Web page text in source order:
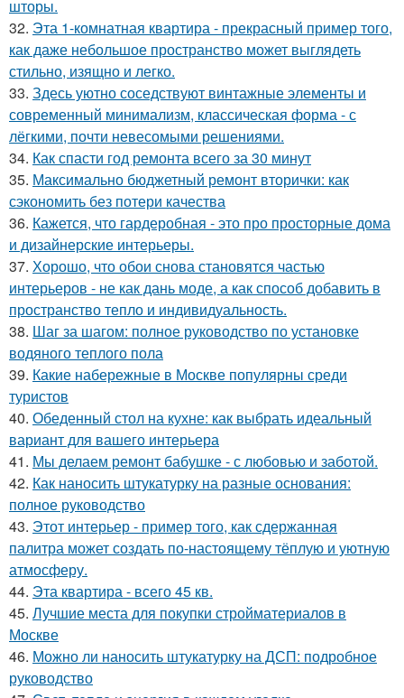
шторы.
32. Эта 1-комнатная квартира - прекрасный пример того,
как даже небольшое пространство может выглядеть
стильно, изящно и легко.
33. Здесь уютно соседствуют винтажные элементы и
современный минимализм, классическая форма - с
лёгкими, почти невесомыми решениями.
34. Как спасти год ремонта всего за 30 минут
35. Максимально бюджетный ремонт вторички: как
сэкономить без потери качества
36. Кажется, что гардеробная - это про просторные дома
и дизайнерские интерьеры.
37. Хорошо, что обои снова становятся частью
интерьеров - не как дань моде, а как способ добавить в
пространство тепло и индивидуальность.
38. Шаг за шагом: полное руководство по установке
водяного теплого пола
39. Какие набережные в Москве популярны среди
туристов
40. Обеденный стол на кухне: как выбрать идеальный
вариант для вашего интерьера
41. Мы делаем ремонт бабушке - с любовью и заботой.
42. Как наносить штукатурку на разные основания:
полное руководство
43. Этот интерьер - пример того, как сдержанная
палитра может создать по-настоящему тёплую и уютную
атмосферу.
44. Эта квартира - всего 45 кв.
45. Лучшие места для покупки стройматериалов в
Москве
46. Можно ли наносить штукатурку на ДСП: подробное
руководство